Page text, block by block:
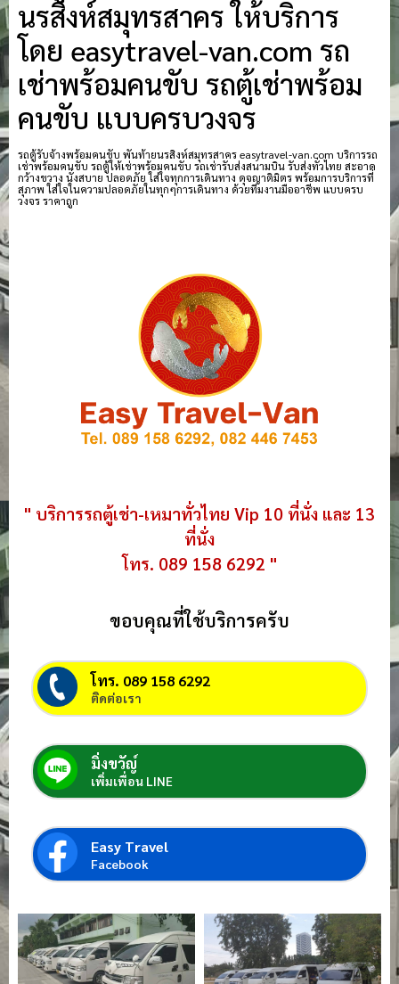
นรสิงห์สมุทรสาคร ให้บริการ
โดย easytravel-van.com รถ
เช่าพร้อมคนขับ รถตู้เช่าพร้อม
คนขับ แบบครบวงจร
รถตู้รับจ้างพร้อมคนขับ พันท้ายนรสิงห์สมุทรสาคร easytravel-van.com บริการรถ
เช่าพร้อมคนขับ รถตู้ให้เช่าพร้อมคนขับ รถเช่ารับส่งสนามบิน รับส่งทั่วไทย สะอาด
กว้างขวาง นั่งสบาย ปลอดภัย ใส่ใจทุกการเดินทาง ดุจญาติมิตร พร้อมการบริการที่
สุภาพ ใส่ใจในความปลอดภัยในทุกๆการเดินทาง ด้วยทีมงานมืออาชีพ แบบครบ
วงจร ราคาถูก
" บริการรถตู้เช่า-เหมาทั่วไทย Vip 10 ที่นั่ง และ 13
ที่นั่ง
โทร. 089 158 6292 "
ขอบคุณที่ใช้บริการครับ
โทร. 089 158 6292
ติดต่อเรา
มิ่งขวัญ์
เพิ่มเพื่อน LINE
Easy Travel
Facebook